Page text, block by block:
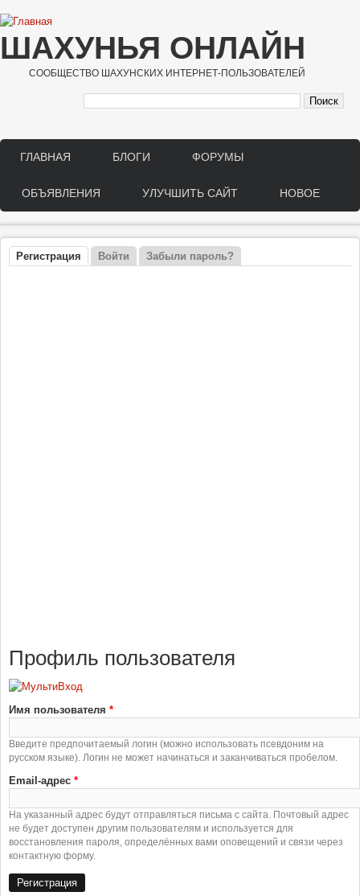
Перейти к основному содержанию
ШАХУНЬЯ ОНЛАЙН
СООБЩЕСТВО ШАХУНСКИХ ИНТЕРНЕТ-ПОЛЬЗОВАТЕЛЕЙ
Main menu
ГЛАВНАЯ БЛОГИ ФОРУМЫ
ОБЪЯВЛЕНИЯ УЛУЧШИТЬ САЙТ НОВОЕ
Главные вкладки
Регистрация (активная вкладка)
Войти Забыли пароль?
Профиль пользователя
Имя пользователя *
Введите предпочитаемый логин (можно использовать псевдоним на
русском языке). Логин не может начинаться и заканчиваться пробелом.
Email-адрес *
На указанный адрес будут отправляться письма с сайта. Почтовый адрес
не будет доступен другим пользователям и используется для
восстановления пароля, определённых вами оповещений и связи через
контактную форму.